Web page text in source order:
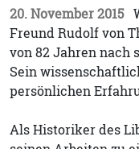
20. November 2015
Freund Rudolf von
von 82 Jahren nach
Sein
persönlichen
Als Historiker des